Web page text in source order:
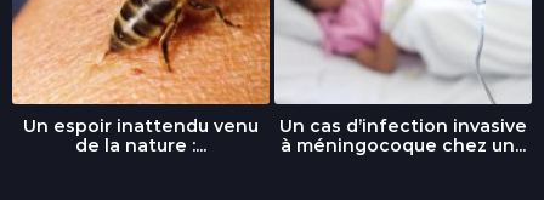
Un espoir inattendu venu
de la nature :...
Un cas d’infection invasive
à méningocoque chez un...